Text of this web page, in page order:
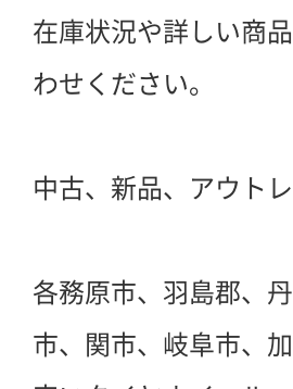
在庫状況や詳しい商
わせください。
中古、新品、アウト
各務原市、羽島郡、
市、関市、岐阜市、